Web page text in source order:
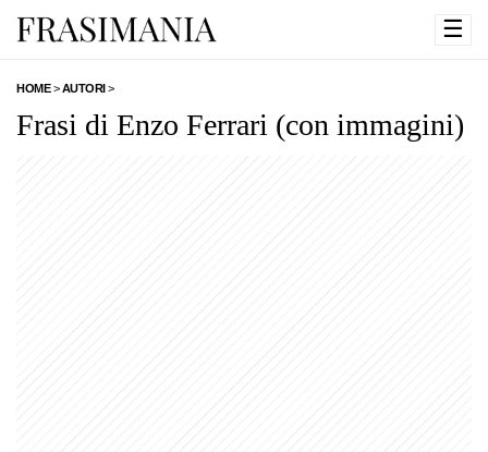
☰
HOME>AUTORI>
Frasi di Enzo Ferrari (con immagini)